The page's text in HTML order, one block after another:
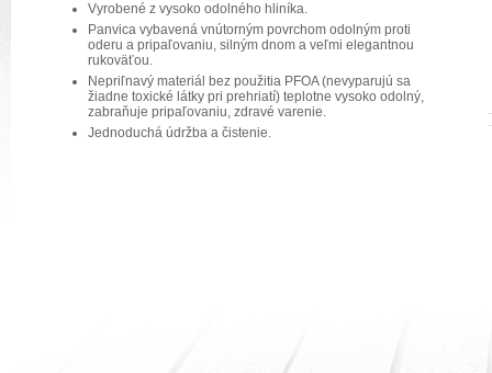
Vyrobené z vysoko odolného hliníka.
Panvica vybavená vnútorným povrchom odolným proti
oderu a pripaľovaniu, silným dnom a veľmi elegantnou
rukoväťou.
Nepriľnavý materiál bez použitia PFOA (nevyparujú sa
žiadne toxické látky pri prehriatí) teplotne vysoko odolný,
zabraňuje pripaľovaniu, zdravé varenie.
Jednoduchá údržba a čistenie.